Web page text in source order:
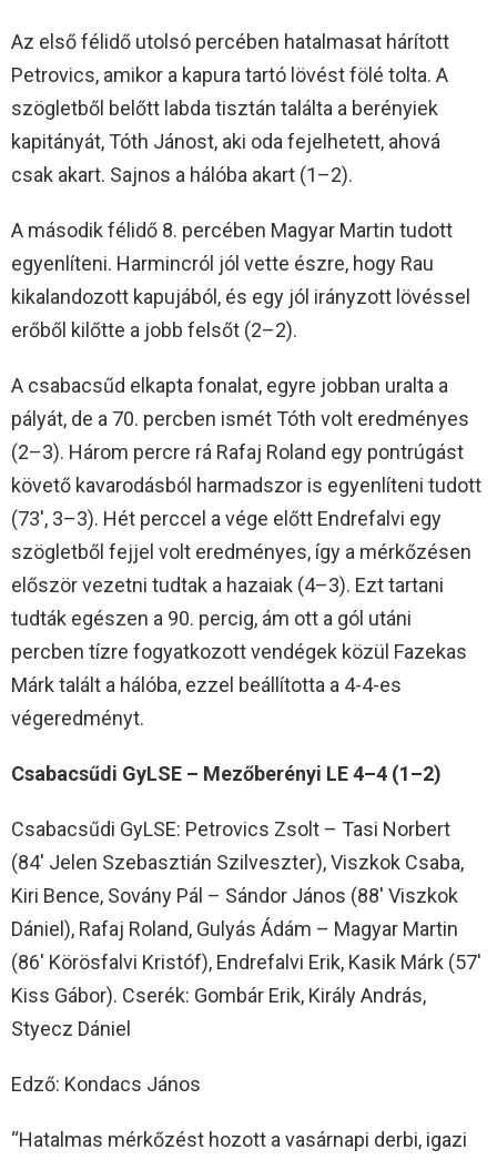
Az első félidő utolsó percében hatalmasat hárított
Petrovics, amikor a kapura tartó lövést fölé tolta. A
szögletből belőtt labda tisztán találta a berényiek
kapitányát, Tóth Jánost, aki oda fejelhetett, ahová
csak akart. Sajnos a hálóba akart (1–2).
A második félidő 8. percében Magyar Martin tudott
egyenlíteni. Harmincról jól vette észre, hogy Rau
kikalandozott kapujából, és egy jól irányzott lövéssel
erőből kilőtte a jobb felsőt (2–2).
A csabacsűd elkapta fonalat, egyre jobban uralta a
pályát, de a 70. percben ismét Tóth volt eredményes
(2–3). Három percre rá Rafaj Roland egy pontrúgást
követő kavarodásból harmadszor is egyenlíteni tudott
(73′, 3–3). Hét perccel a vége előtt Endrefalvi egy
szögletből fejjel volt eredményes, így a mérkőzésen
először vezetni tudtak a hazaiak (4–3). Ezt tartani
tudták egészen a 90. percig, ám ott a gól utáni
percben tízre fogyatkozott vendégek közül Fazekas
Márk talált a hálóba, ezzel beállította a 4-4-es
végeredményt.
Csabacsűdi GyLSE – Mezőberényi LE 4–4 (1–2)
Csabacsűdi GyLSE: Petrovics Zsolt – Tasi Norbert
(84′ Jelen Szebasztián Szilveszter), Viszkok Csaba,
Kiri Bence, Sovány Pál – Sándor János (88′ Viszkok
Dániel), Rafaj Roland, Gulyás Ádám – Magyar Martin
(86′ Körösfalvi Kristóf), Endrefalvi Erik, Kasik Márk (57′
Kiss Gábor). Cserék: Gombár Erik, Király András,
Styecz Dániel
Edző: Kondacs János
“Hatalmas mérkőzést hozott a vasárnapi derbi, igazi